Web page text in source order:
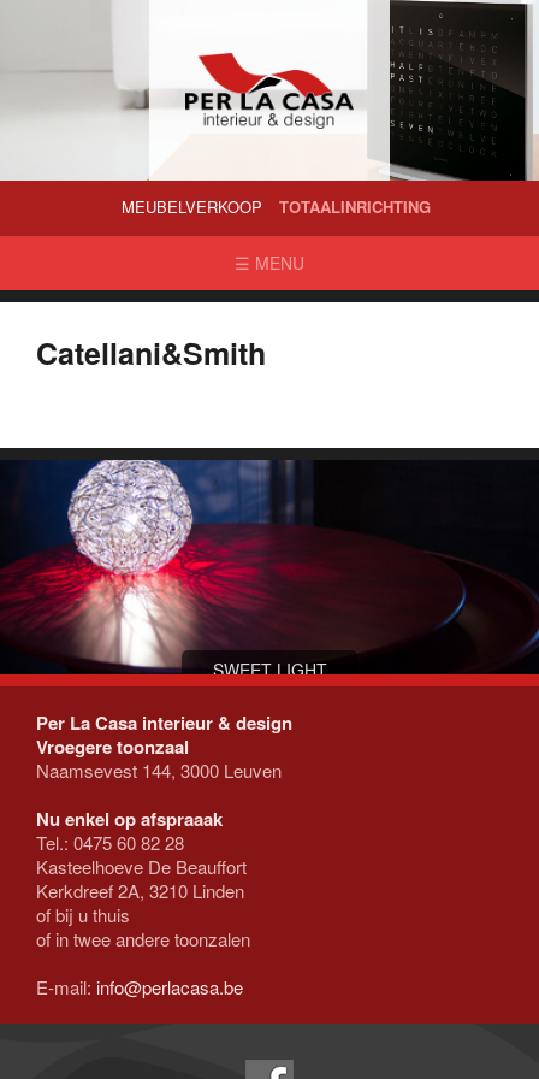
MEUBELVERKOOP TOTAALINRICHTING
Catellani&Smith
SWEET LIGHT
Sweet light is het lieve kleine broertje van Fils de Fer van
Catellani&Smith. Dit lampje brengt een hele verfijnde, zachte sfeer. Hij
is te bedienen simpelweg door uw hand erop te leggen, als een
magische aanraking. Niet slechts aan en uit, maar ook dimmen
Per La Casa interieur & design
Vroegere toonzaal
Naamsevest 144, 3000 Leuven
Nu enkel op afspraaak
Tel.: 0475 60 82 28
Kasteelhoeve De Beauffort
Kerkdreef 2A, 3210 Linden
of bij u thuis
of in twee andere toonzalen
E-mail: info@perlacasa.be